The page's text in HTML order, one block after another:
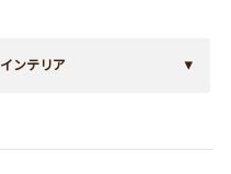
インテリア